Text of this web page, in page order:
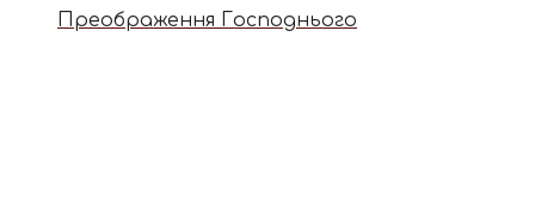
Преображення Господнього